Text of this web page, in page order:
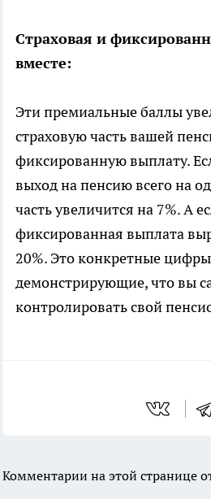
Страховая и
вместе:
Эти премиальные баллы
страховую часть вашей
фиксированную выплату.
выход на пенсию всего на
часть увеличится на 7%. А
фиксированная выплата
20%. Это конкретные
демонстрирующие, что вы
контролировать свой
Комментарии на этой странице